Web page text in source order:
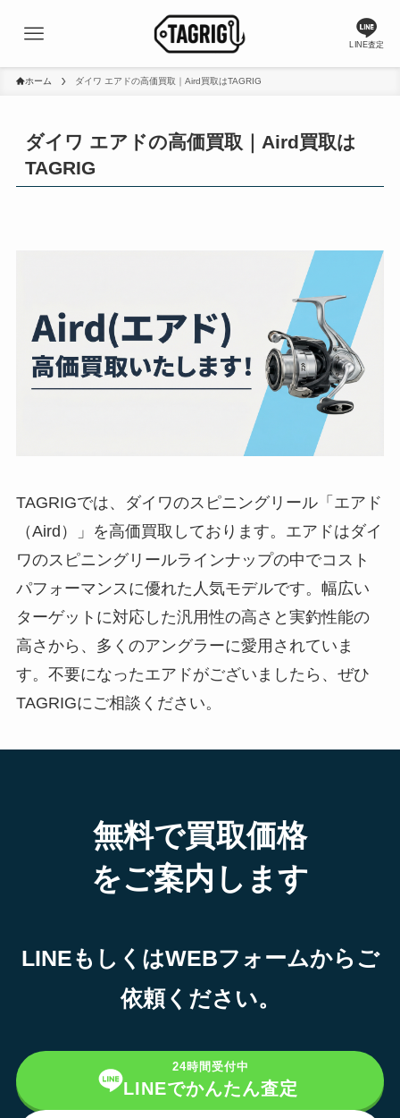
LINE査定
ホーム ダイワ エアドの高価買取｜Aird買取はTAGRIG
ダイワ エアドの高価買取｜Aird買取は
TAGRIG
TAGRIGでは、ダイワのスピニングリール「エアド
（Aird）」を高価買取しております。エアドはダイ
ワのスピニングリールラインナップの中でコスト
パフォーマンスに優れた人気モデルです。幅広い
ターゲットに対応した汎用性の高さと実釣性能の
高さから、多くのアングラーに愛用されていま
す。不要になったエアドがございましたら、ぜひ
TAGRIGにご相談ください。
無料で買取価格
をご案内します
LINEもしくはWEBフォームからご
依頼ください。
24時間受付中
LINEでかんたん査定